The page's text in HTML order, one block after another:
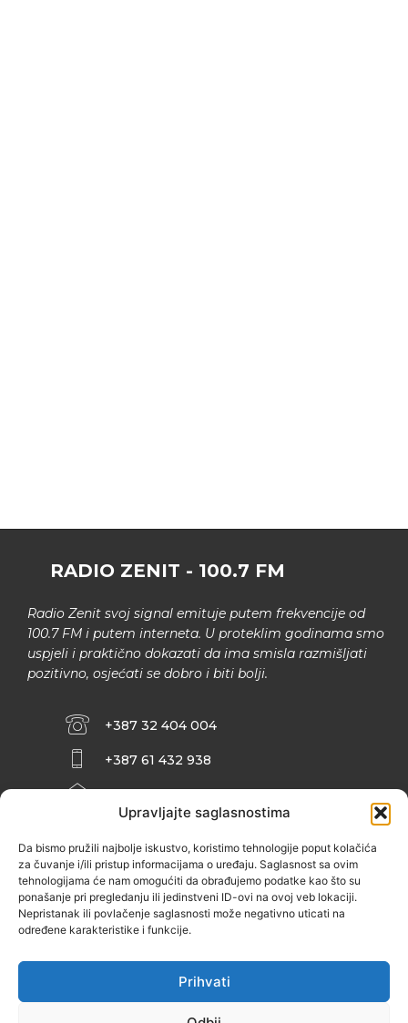
Upravljajte saglasnostima
Da bismo pružili najbolje iskustvo, koristimo tehnologije poput kolačića
za čuvanje i/ili pristup informacijama o uređaju. Saglasnost sa ovim
tehnologijama će nam omogućiti da obrađujemo podatke kao što su
ponašanje pri pregledanju ili jedinstveni ID-ovi na ovoj veb lokaciji.
Nepristanak ili povlačenje saglasnosti može negativno uticati na
određene karakteristike i funkcije.
Prihvati
RADIO ZENIT - 100.7 FM
Radio Zenit svoj signal emituje putem frekvencije od
100.7 FM i putem interneta. U proteklim godinama smo
uspjeli i praktično dokazati da ima smisla razmišljati
pozitivno, osjećati se dobro i biti bolji.
+387 32 404 004
+387 61 432 938
INFO@ZENIT.BA
ZENIČANKA, 3. SPRAT), 72000 ZENICA